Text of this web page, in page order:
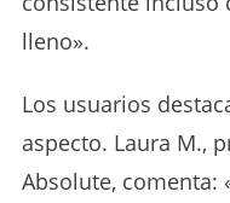
lleno».
Los usuarios
aspecto. Laura M.,
Absolute, comenta: